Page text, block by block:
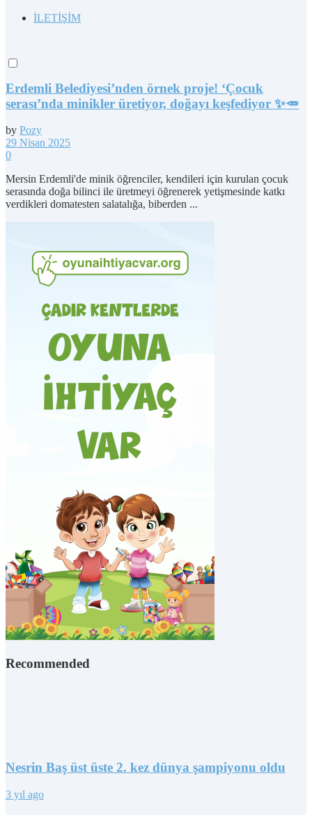
İLETİŞİM
Erdemli Belediyesi’nden örnek proje! ‘Çocuk
serası’nda minikler üretiyor, doğayı keşfediyor ✨🥕
by Pozy
29 Nisan 2025
0
Mersin Erdemli'de minik öğrenciler, kendileri için kurulan çocuk
serasında doğa bilinci ile üretmeyi öğrenerek yetişmesinde katkı
verdikleri domatesten salatalığa, biberden ...
Recommended
Nesrin Baş üst üste 2. kez dünya şampiyonu oldu
3 yıl ago